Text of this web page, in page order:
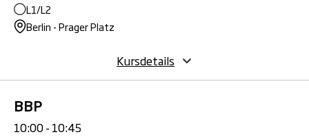
L1/L2
Berlin - Prager Platz
Kursdetails
BBP
10:00 - 10:45